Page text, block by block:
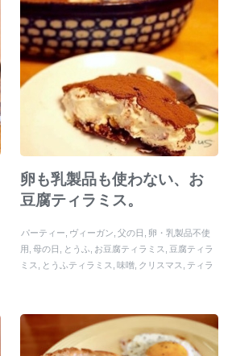
卵も乳製品も使わない、お
豆腐ティラミス。
パーティー ヴィーガン 父の日
卵・乳製品不使
用 母の日 とうふ お豆腐ティラミス
豆腐ティラ
ミス
とうふティラミス 味噌 クリスマス
ティラ